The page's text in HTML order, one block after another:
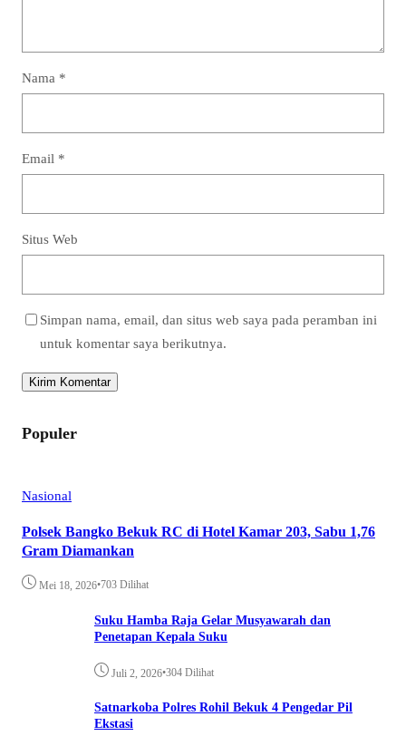
Nama *
Email *
Situs Web
Simpan nama, email, dan situs web saya pada peramban ini
untuk komentar saya berikutnya.
Populer
Nasional
Polsek Bangko Bekuk RC di Hotel Kamar 203, Sabu 1,76
Gram Diamankan
Mei 18, 2026•703 Dilihat
Suku Hamba Raja Gelar Musyawarah dan
Penetapan Kepala Suku
Juli 2, 2026•304 Dilihat
Satnarkoba Polres Rohil Bekuk 4 Pengedar Pil
Ekstasi